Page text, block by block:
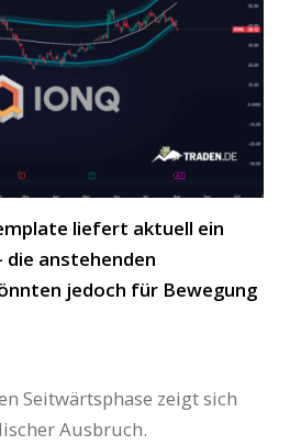
liefert aktuell ein
die anstehenden
jedoch für Bewegung
Seitwärtsphase zeigt sich
Ausbruch.